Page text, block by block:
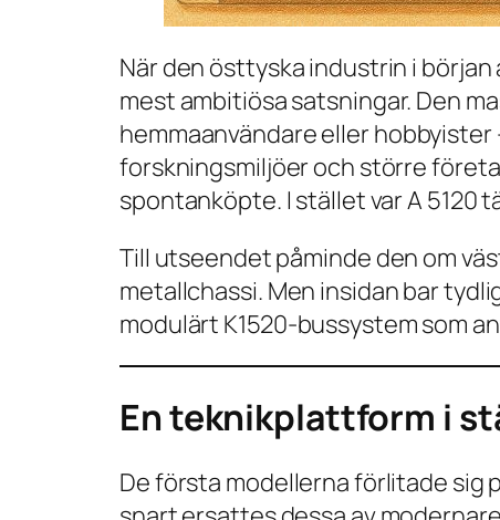
När den östtyska industrin i
mest ambitiösa satsningar. Den
hemmaanvändare eller
forskningsmiljöer och större
spontanköpte. I stället var A
Till utseendet påminde den om
metallchassi. Men insidan bar
modulärt K1520-bussystem som
En teknikplattform i
De första modellerna förlitade